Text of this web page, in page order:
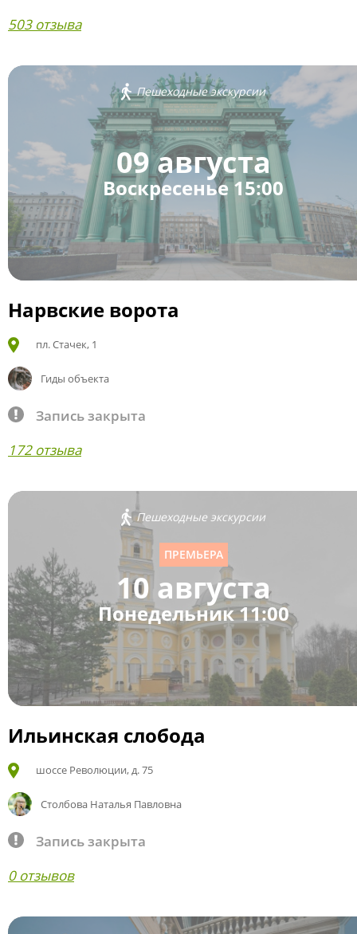
503 отзыва
Пешеходные экскурсии
09 августа
Воскресенье 15:00
Нарвские ворота
пл. Стачек, 1
Гиды объекта
Запись закрыта
172 отзыва
Пешеходные экскурсии
ПРЕМЬЕРА
10 августа
Понедельник 11:00
Ильинская слобода
шоссе Революции, д. 75
Столбова Наталья Павловна
Запись закрыта
0 отзывов